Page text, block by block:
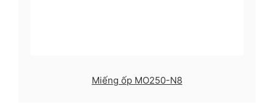
Miếng ốp MO250-N8